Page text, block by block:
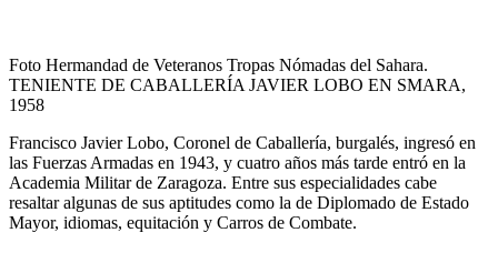
Foto Hermandad de Veteranos Tropas Nómadas del Sahara.
TENIENTE DE CABALLERÍA JAVIER LOBO EN SMARA,
1958
Francisco Javier Lobo, Coronel de Caballería, burgalés, ingresó en
las Fuerzas Armadas en 1943, y cuatro años más tarde entró en la
Academia Militar de Zaragoza. Entre sus especialidades cabe
resaltar algunas de sus aptitudes como la de Diplomado de Estado
Mayor, idiomas, equitación y Carros de Combate.